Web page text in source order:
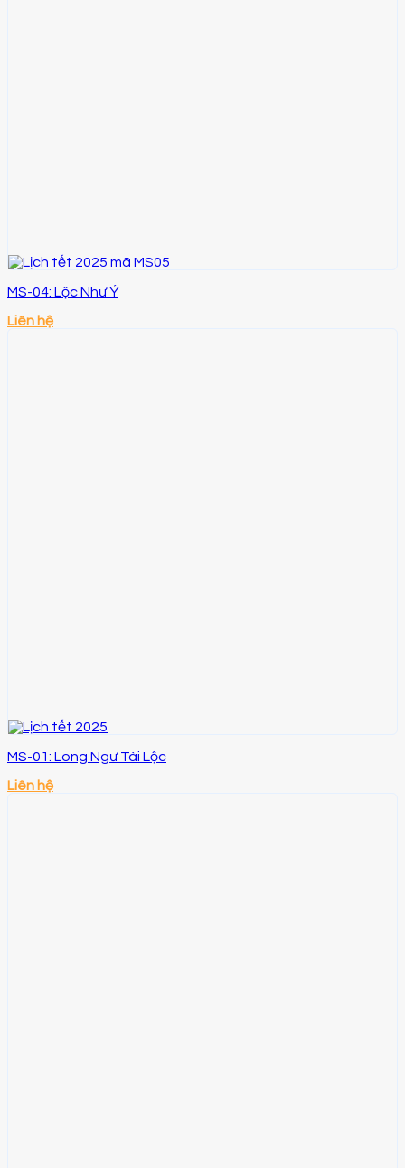
MS-04: Lộc Như Ý
Liên hệ
MS-01: Long Ngư Tài Lộc
Liên hệ